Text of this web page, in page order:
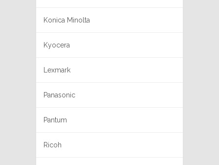
Konica Minolta
Kyocera
Lexmark
Panasonic
Pantum
Ricoh